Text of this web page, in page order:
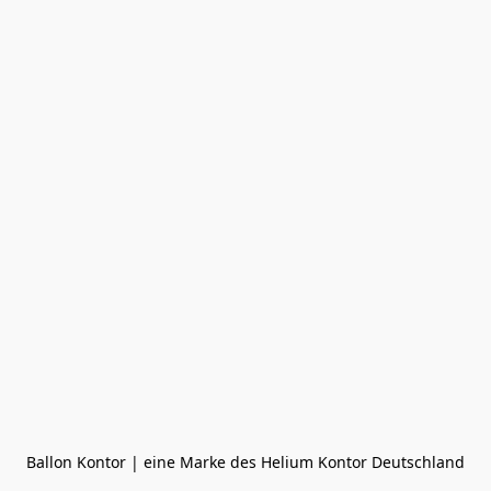
Ballon Kontor | eine Marke des Helium Kontor Deutschland